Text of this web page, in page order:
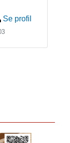
Se profil